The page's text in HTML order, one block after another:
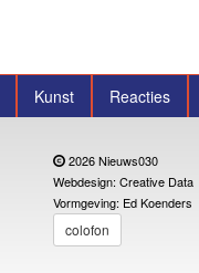
Kunst Reacties
2026 Nieuws030
Webdesign: Creative Data
Vormgeving: Ed Koenders
colofon